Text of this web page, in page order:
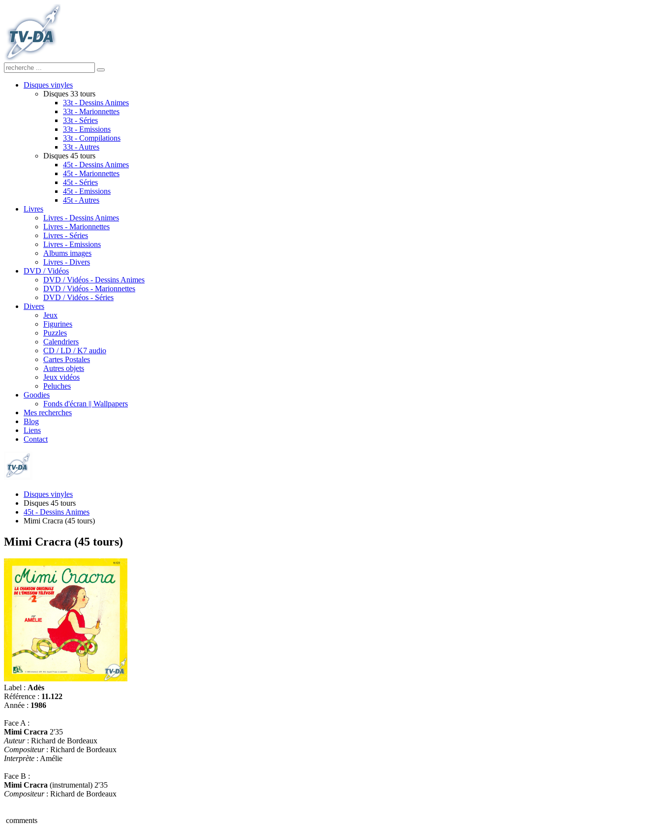
Disques vinyles
Disques 33 tours
33t - Dessins Animes
33t - Marionnettes
33t - Séries
33t - Emissions
33t - Compilations
33t - Autres
Disques 45 tours
45t - Dessins Animes
45t - Marionnettes
45t - Séries
45t - Emissions
45t - Autres
Livres
Livres - Dessins Animes
Livres - Marionnettes
Livres - Séries
Livres - Emissions
Albums images
Livres - Divers
DVD / Vidéos
DVD / Vidéos - Dessins Animes
DVD / Vidéos - Marionnettes
DVD / Vidéos - Séries
Divers
Jeux
Figurines
Puzzles
Calendriers
CD / LD / K7 audio
Cartes Postales
Autres objets
Jeux vidéos
Peluches
Goodies
Fonds d'écran || Wallpapers
Mes recherches
Blog
Liens
Contact
Disques vinyles
Disques 45 tours
45t - Dessins Animes
Mimi Cracra (45 tours)
Mimi Cracra (45 tours)
Label : Adès
Référence : 11.122
Année : 1986
Face A :
Mimi Cracra 2'35
Auteur: Richard de Bordeaux
Compositeur: Richard de Bordeaux
Interprète : Amélie
Face B :
Mimi Cracra (instrumental) 2'35
Compositeur: Richard de Bordeaux
comments